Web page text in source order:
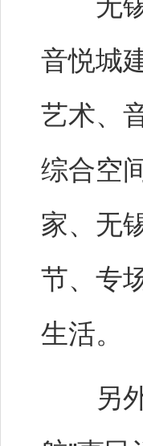
音悦城
艺术、
综合空
家、无
节、专
生活。
另外